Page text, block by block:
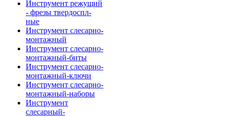
Инструмент режущий
- фрезы твердоспл-
ные
Инструмент слесарно-
монтажный
Инструмент слесарно-
монтажный-биты
Инструмент слесарно-
монтажный-ключи
Инструмент слесарно-
монтажный-наборы
Инструмент
слесарный-